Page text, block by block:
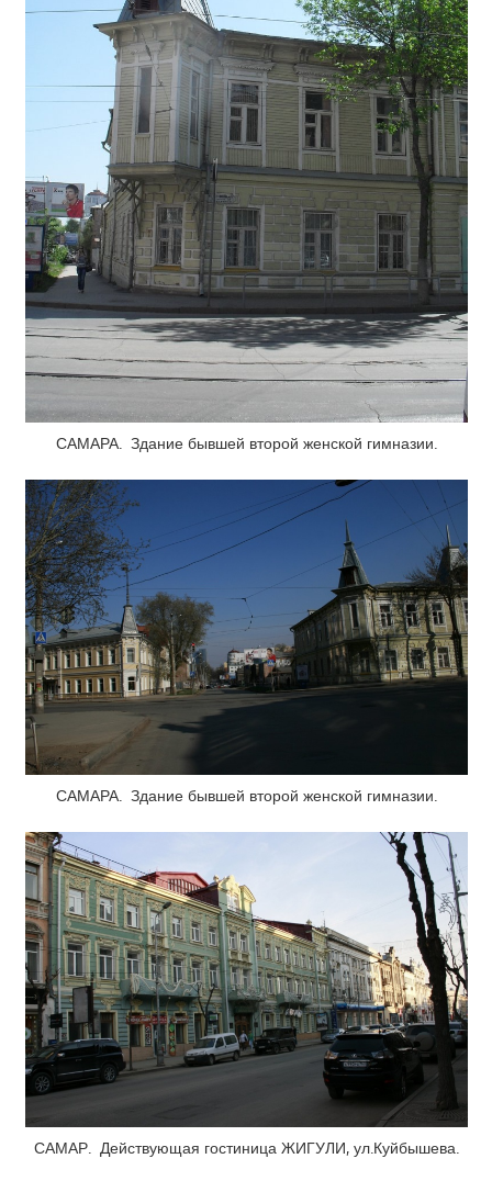
САМАРА. Здание бывшей второй женской гимназии.
САМАРА. Здание бывшей второй женской гимназии.
САМАР. Действующая гостиница ЖИГУЛИ, ул.Куйбышева.